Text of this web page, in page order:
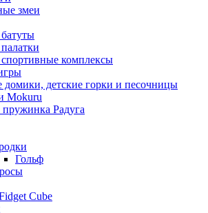
змеи
спортивные комплексы
домики, детские горки и песочницы
Mokuru
Радуга
Гольф
Cube